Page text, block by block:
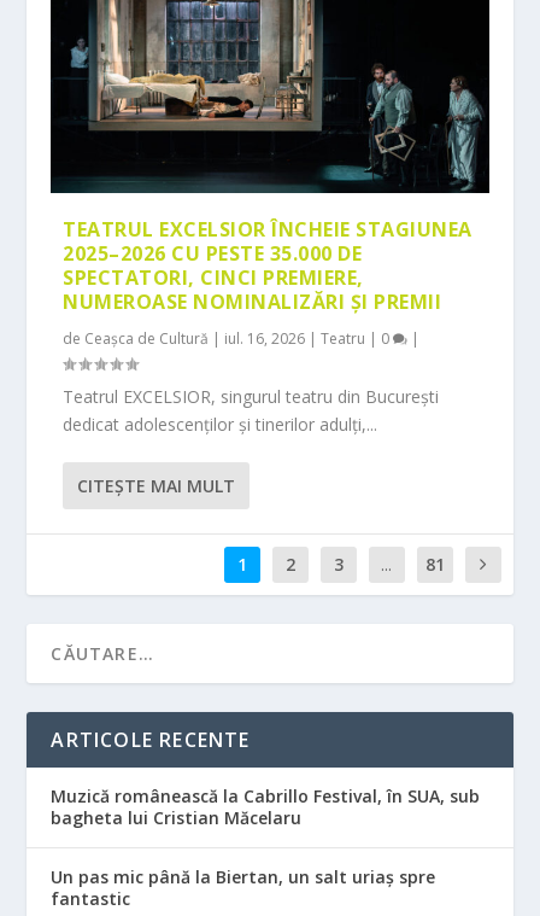
TEATRUL EXCELSIOR ÎNCHEIE STAGIUNEA
2025–2026 CU PESTE 35.000 DE
SPECTATORI, CINCI PREMIERE,
NUMEROASE NOMINALIZĂRI ȘI PREMII
de Ceașca de Cultură | iul. 16, 2026 |Teatru | 0 |
Teatrul EXCELSIOR, singurul teatru din București
dedicat adolescenților și tinerilor adulți,...
CITEŞTE MAI MULT
1 2 3 ... 81
ARTICOLE RECENTE
Muzică românească la Cabrillo Festival, în SUA, sub
bagheta lui Cristian Măcelaru
Un pas mic până la Biertan, un salt uriaș spre
fantastic